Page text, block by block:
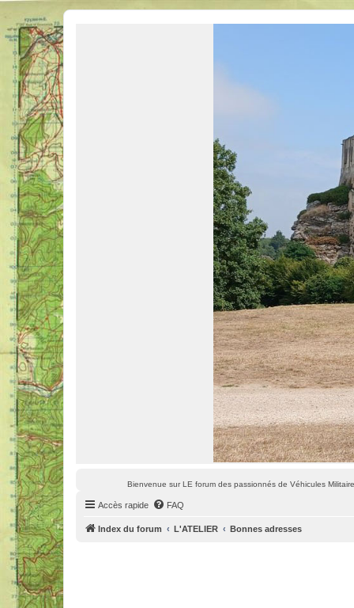
Bienvenue sur LE forum des passionnés de Véhicules
Accès rapide FAQ
Index du forum L'ATELIER Bonnes adresses